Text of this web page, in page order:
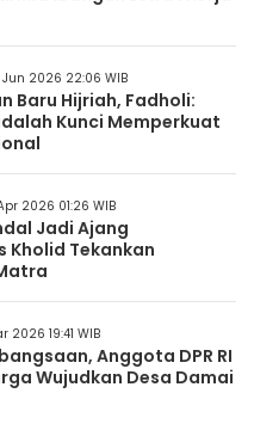
2026 22:06 WIB
Baru Hijriah, Fadholi:
Kunci Memperkuat
2026 01:26 WIB
Jadi Ajang
Kholid Tekankan
2026 19:41 WIB
Anggota DPR RI
Wujudkan Desa Damai